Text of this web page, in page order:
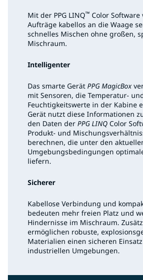
Mit der PPG LINQ™ Color
Aufträge kabellos an die Waage
schnelles Mischen ohne großen,
Mischraum.
Intelligenter
Das smarte Gerät PPG MagicBox
mit Sensoren, die Temperatur-
Feuchtigkeitswerte in der Kabine
Gerät nutzt diese Informationen
den Daten der PPG LINQ Color
Produkt- und
berechnen, die unter den
Umgebungsbedingungen
liefern.
Sicherer
Kabellose Verbindung und
bedeuten mehr freien Platz und
Hindernisse im Mischraum.
ermöglichen robuste,
Materialien einen sicheren
industriellen Umgebungen.